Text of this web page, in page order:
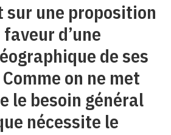
une proposition
d’une
de ses
on ne met
le besoin général
nécessite le